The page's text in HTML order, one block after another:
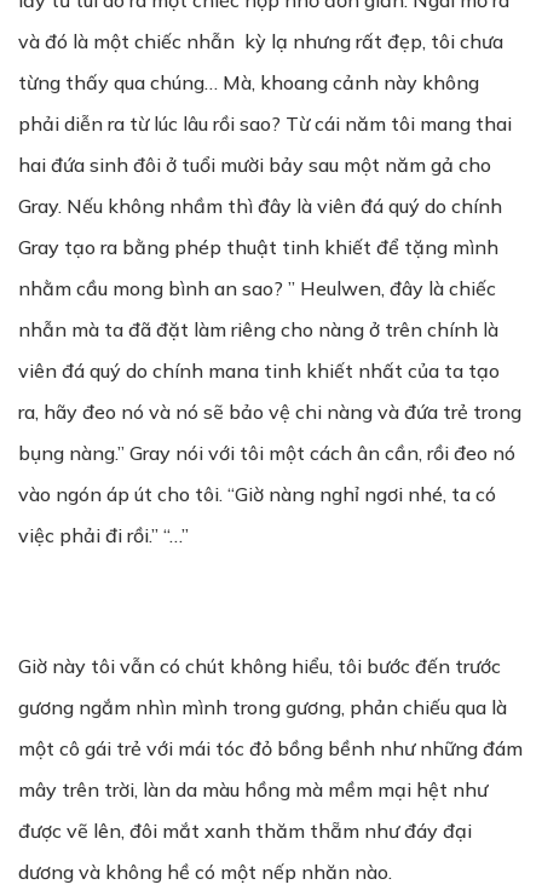
và đó là một chiếc nhẫn kỳ lạ nhưng rất đẹp, tôi chưa
từng thấy qua chúng… Mà, khoang cảnh này không
phải diễn ra từ lúc lâu rồi sao? Từ cái năm tôi mang thai
hai đứa sinh đôi ở tuổi mười bảy sau một năm gả cho
Gray. Nếu không nhầm thì đây là viên đá quý do chính
Gray tạo ra bằng phép thuật tinh khiết để tặng mình
nhằm cầu mong bình an sao? ” Heulwen, đây là chiếc
nhẫn mà ta đã đặt làm riêng cho nàng ở trên chính là
viên đá quý do chính mana tinh khiết nhất của ta tạo
ra, hãy đeo nó và nó sẽ bảo vệ chi nàng và đứa trẻ trong
bụng nàng.” Gray nói với tôi một cách ân cần, rồi đeo nó
vào ngón áp út cho tôi. “Giờ nàng nghỉ ngơi nhé, ta có
việc phải đi rồi.” “…”
Giờ này tôi vẫn có chút không hiểu, tôi bước đến trước
gương ngắm nhìn mình trong gương, phản chiếu qua là
một cô gái trẻ với mái tóc đỏ bồng bềnh như những đám
mây trên trời, làn da màu hồng mà mềm mại hệt như
được vẽ lên, đôi mắt xanh thăm thẵm như đáy đại
dương và không hề có một nếp nhăn nào.